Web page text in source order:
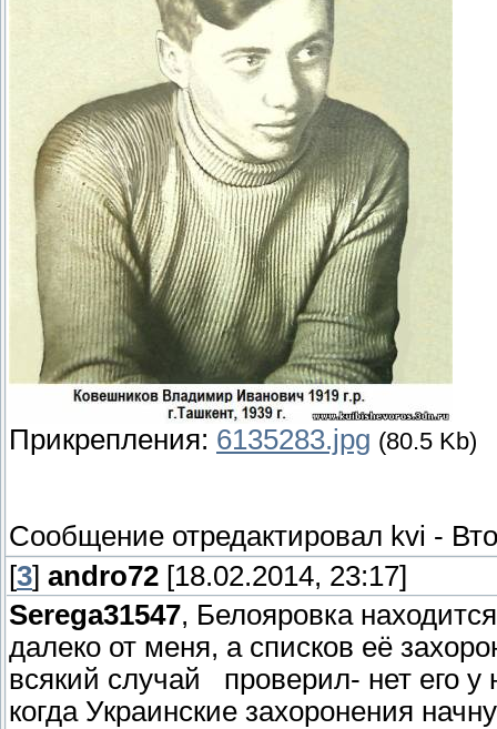
Прикрепления: 6135283.jpg (80.5 Kb)
Сообщение отредактировал kvi -
[3] andro72 [18.02.2014, 23:17]
Serega31547, Белояровка
далеко от меня, а списков её
всякий случай проверил- нет его
когда Украинские захоронения